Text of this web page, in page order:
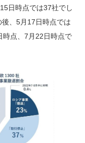
日時点では37社でし
、5月17日時点では
時点、7月22日時点で